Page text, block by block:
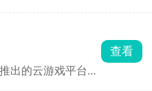
帮助快速种草。云
开即玩 30 分钟高
、低配置也能体验
自带论坛，支持图
出的云游戏平台，
查看